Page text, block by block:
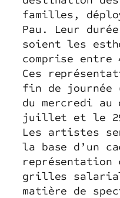
familles,
Pau. Leur
soient les
comprise entre
Ces
fin de journée
du mercredi au
juillet et le 29
Les artistes
la base d’un
représentation
grilles
matière de